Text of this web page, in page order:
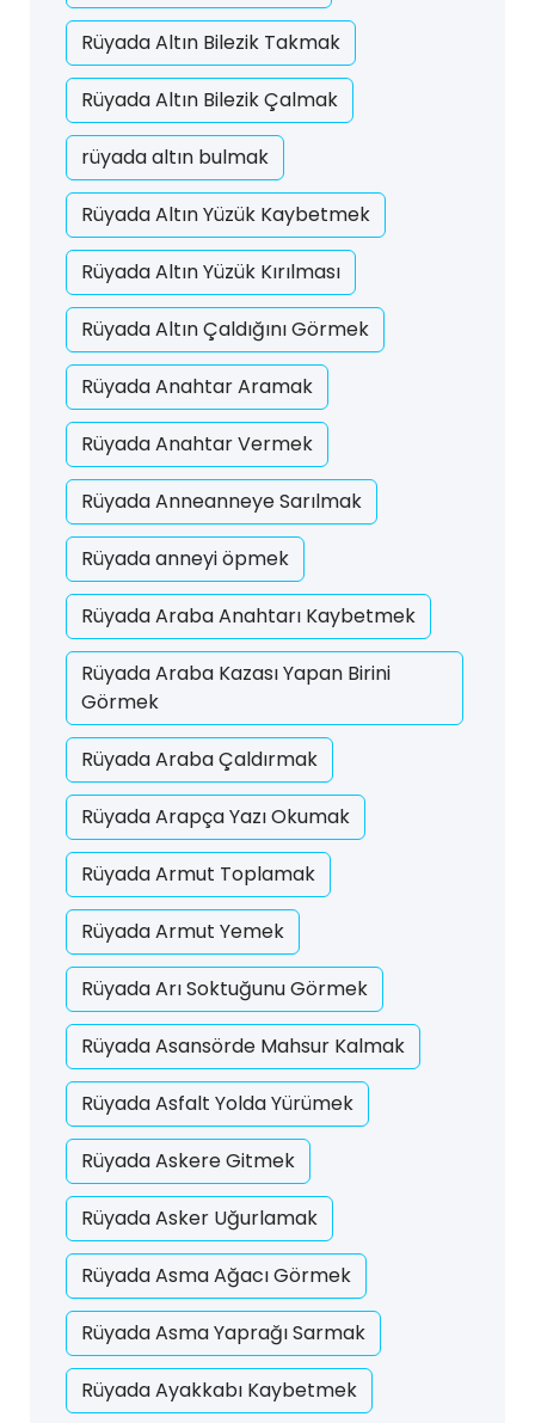
Rüyada Altın Bilezik Takmak
Rüyada Altın Bilezik Çalmak
rüyada altın bulmak
Rüyada Altın Yüzük Kaybetmek
Rüyada Altın Yüzük Kırılması
Rüyada Altın Çaldığını Görmek
Rüyada Anahtar Aramak
Rüyada Anahtar Vermek
Rüyada Anneanneye Sarılmak
Rüyada anneyi öpmek
Rüyada Araba Anahtarı Kaybetmek
Rüyada Araba Kazası Yapan Birini
Görmek
Rüyada Araba Çaldırmak
Rüyada Arapça Yazı Okumak
Rüyada Armut Toplamak
Rüyada Armut Yemek
Rüyada Arı Soktuğunu Görmek
Rüyada Asansörde Mahsur Kalmak
Rüyada Asfalt Yolda Yürümek
Rüyada Askere Gitmek
Rüyada Asker Uğurlamak
Rüyada Asma Ağacı Görmek
Rüyada Asma Yaprağı Sarmak
Rüyada Ayakkabı Kaybetmek